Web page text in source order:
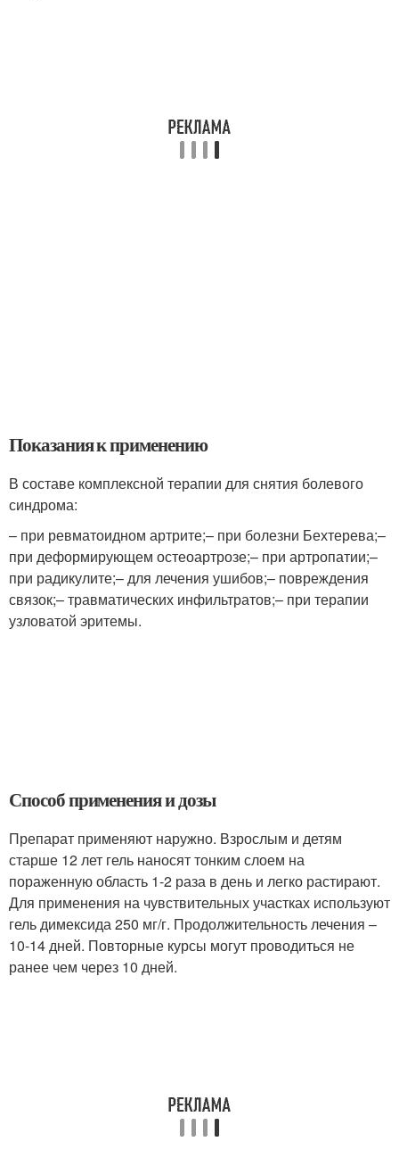
Показания к применению
В составе комплексной терапии для снятия болевого
синдрома:
– при ревматоидном артрите;– при болезни Бехтерева;–
при деформирующем остеоартрозе;– при артропатии;–
при радикулите;– для лечения ушибов;– повреждения
связок;– травматических инфильтратов;– при терапии
узловатой эритемы.
Способ применения и дозы
Препарат применяют наружно. Взрослым и детям
старше 12 лет гель наносят тонким слоем на
пораженную область 1-2 раза в день и легко растирают.
Для применения на чувствительных участках используют
гель димексида 250 мг/г. Продолжительность лечения –
10-14 дней. Повторные курсы могут проводиться не
ранее чем через 10 дней.